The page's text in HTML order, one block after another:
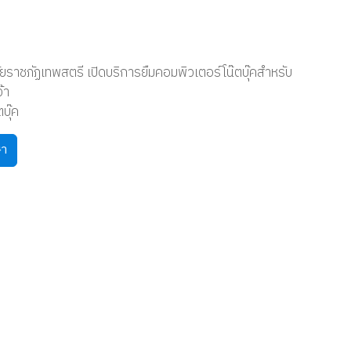
ราชภัฏเทพสตรี เปิดบริการยืมคอมพิวเตอร์โน๊ตบุ๊คสำหรับ
บุ๊ค